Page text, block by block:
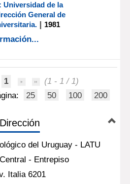
Universidad de la
General de
| 1981
1
(1 - 1 / 1)
25 50 100 200
Dirección
del Uruguay - LATU
- Entrepiso
Italia 6201